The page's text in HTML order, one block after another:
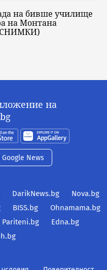
на бивше училище
на Монтана
на
News
DarikNews.bg
Nova.bg
BISS.bg
Ohnamama.bg
Pariteni.bg
Edna.bg